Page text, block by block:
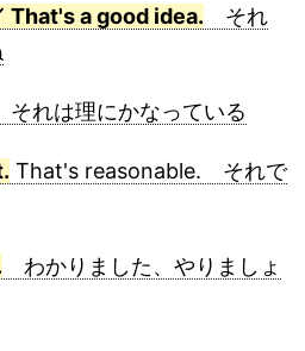
That's a good idea. それ
れは理にかなっている
That's reasonable. それで
わかりました、やりましょ